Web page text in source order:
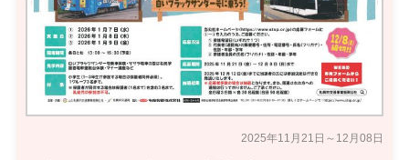
2025年11月21日～12月08日